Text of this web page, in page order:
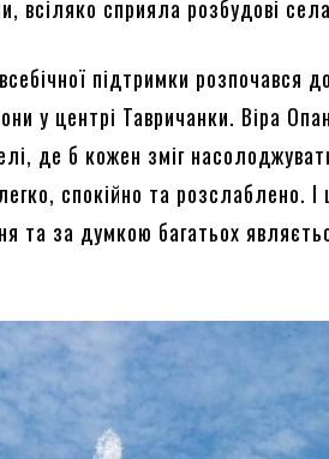
всіляко сприяла розбудові
підтримки розпочався
у центрі Тавричанки. Віра
де б кожен зміг
спокійно та розслаблено.
та за думкою багатьох